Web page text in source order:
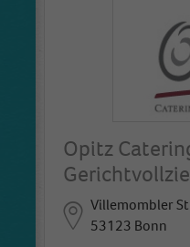
Opitz
Villemombler
53123 Bonn